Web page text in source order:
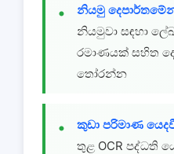
නියමු
නියමුවා සඳහා
රමාණයක් සහිත
තෝරන්න
කුඩා පරිමාණ
තුළ OCR පද්ධති